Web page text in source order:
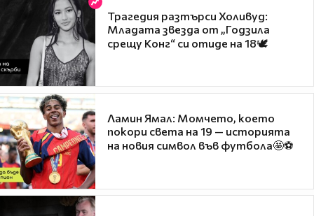
Трагедия разтърси Холивуд:
Младата звезда от „Годзила
срещу Конг“ си отиде на 18🕊️
Ламин Ямал: Момчето, което
покори света на 19 — историята
на новия символ във футбола🤩⚽